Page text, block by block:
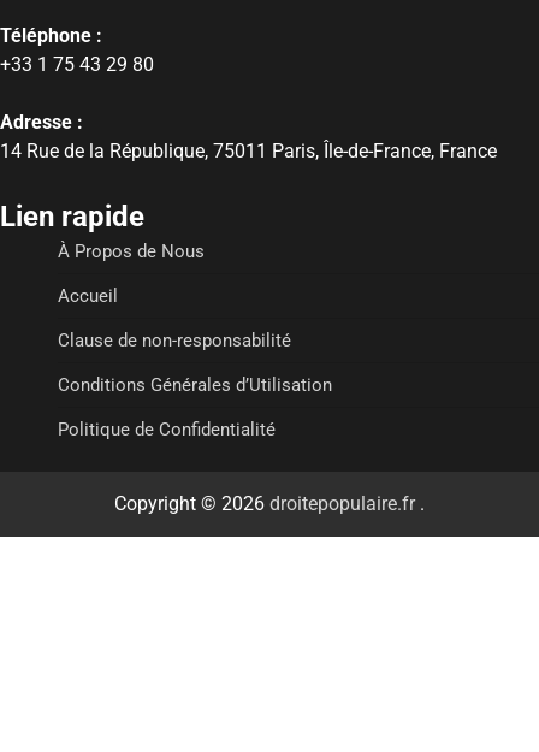
Téléphone :
+33 1 75 43 29 80
Adresse :
14 Rue de la République, 75011 Paris, Île-de-France, France
Lien rapide
À Propos de Nous
Accueil
Clause de non-responsabilité
Conditions Générales d’Utilisation
Politique de Confidentialité
Copyright © 2026 droitepopulaire.fr.